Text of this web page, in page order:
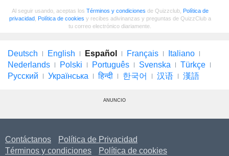
Al seguir usando, aceptas los Términos y condiciones de Quizzclub, Política de
privacidad, Política de cookies y recibes adivinanzas y preguntas de QuizzClub a
tu correo electrónico diariamente.
Deutsch English Español Français
Italiano
Nederlands
Polski Português Svenska
Türkçe
Русский
Українська हिन्दी 한국어 汉语 漢語
ANUNCIO
Contáctanos
Política de Privacidad
Términos y condiciones
Política de cookies